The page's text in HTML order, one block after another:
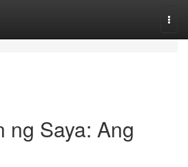
ng Saya: Ang